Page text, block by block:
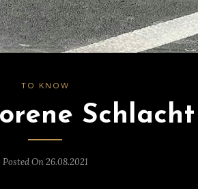
TO KNOW
Schlacht
Posted On 26.08.2021